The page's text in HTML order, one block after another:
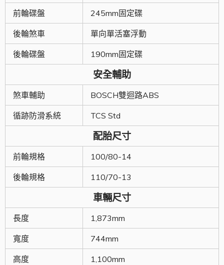
前輪碟盤 245mm固定碟
後輪煞車 單向單活塞浮動
後輪碟盤 190mm固定碟
安全輔助
煞車輔助 BOSCH雙迴路ABS
循跡防滑系統 TCS Std
配胎尺寸
前輪規格 100/80-14
後輪規格 110/70-13
車輛尺寸
長度 1,873mm
寬度 744mm
高度 1,100mm